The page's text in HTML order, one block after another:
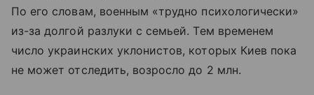
По его словам, военным «трудно психологически»
из-за долгой разлуки с семьей. Тем временем
число украинских уклонистов, которых Киев пока
не может отследить, возросло до 2 млн.